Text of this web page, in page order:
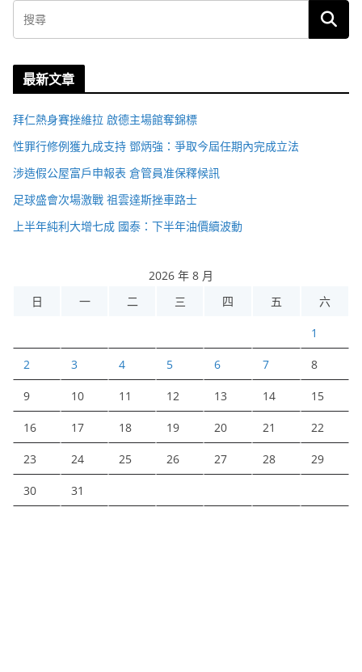
最新文章
拜仁熱身賽挫維拉 啟德主場館奪錦標
性罪行修例獲九成支持 鄧炳強：爭取今屆任期內完成立法
涉造假公屋富戶申報表 倉管員准保釋候訊
足球盛會次場激戰 祖雲達斯挫車路士
上半年純利大增七成 國泰：下半年油價續波動
2026 年 8 月
日
一 二 三 四 五 六
1
2 3 4 5 6 7 8
9 10 11 12 13 14 15
16 17 18 19 20 21 22
23 24 25 26 27 28 29
30 31